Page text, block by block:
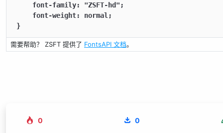
    font-family: "ZSFT-hd";
    font-weight: normal;
}
需要帮助？ ZSFT 提供了 FontsAPI 文档。
0 0